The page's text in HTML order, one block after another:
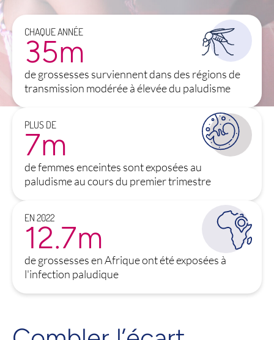
CHAQUE ANNÉE
de grossesses surviennent dans des régions de
transmission modérée à élevée du paludisme
35m
PLUS DE
de femmes enceintes sont exposées au
paludisme au cours du premier trimestre
7m
EN 2022
de grossesses en Afrique ont été exposées à
l'infection paludique
12.7m